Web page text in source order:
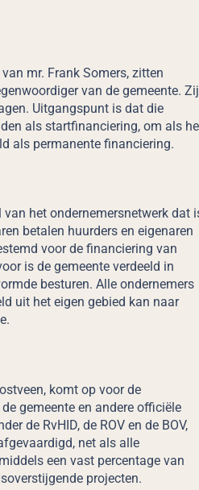
mr. Frank Somers, zitten
van de gemeente. Zij
Uitgangspunt is dat die
als startfinanciering, om als
als permanente financiering.
het ondernemersnetwerk dat
betalen huurders en eigenaren
voor de financiering van
is de gemeente verdeeld in
besturen. Alle ondernemers
uit het eigen gebied kan naar
komt op voor de
gemeente en andere officiële
de RvHID, de ROV en de BOV,
net als alle
een vast percentage van
projecten.